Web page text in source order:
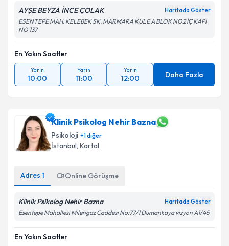
Kişisel verilerimin işlenmesine ilişkin
Aydınlatma
Metni'ni okudum ve kişisel verilerimin belirtilen
Takvim Talebini Gönder
AYŞE BEYZA İNCE ÇOLAK Haritada Göster
ESENTEPE MAH. KELEBEK SK. MARMARA KULE A BLOK NO2 İÇ KAPI
NO 137
En Yakın Saatler
Yarın
10:00
Yarın
11:00
Yarın
12:00 Daha Fazla
Klinik Psikolog Nehir Bazna
Psikoloji +1diğer
İstanbul, Kartal
Adres 1 Online Görüşme
Klinik Psikolog Nehir Bazna Haritada Göster
Esentepe Mahallesi Milengaz Caddesi No:77/1 Dumankaya vizyon A1/45
En Yakın Saatler